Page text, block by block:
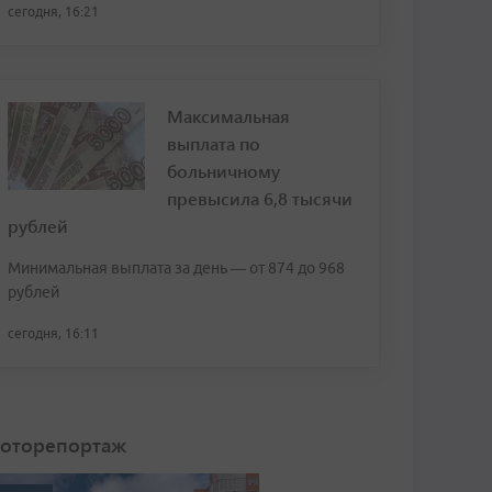
сегодня, 16:21
Максимальная
выплата по
больничному
превысила 6,8 тысячи
рублей
Минимальная выплата за день — от 874 до 968
рублей
сегодня, 16:11